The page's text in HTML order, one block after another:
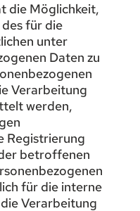
die Möglichkeit,
für die
unter
Daten zu
Verarbeitung
werden,
Registrierung
betroffenen
für die interne
Verarbeitung